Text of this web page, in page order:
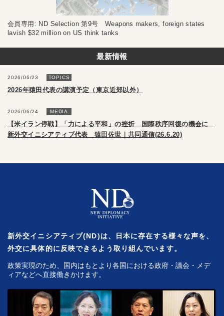
会員専用: ND Selection 第9号 Weapons makers, foreign states
lavish $32 million on US think tanks
最新情報
2026/06/23 TOPICS
2026年猿田代表の講演予定（東京近郊以外）
2026/06/24 MEDIA
【米イラン停戦】「力による平和」の挫折 国際秩序回復の機会に
新外交イニシアティブ代表 猿田佐世｜共同通信(26.6.20)
新外交イニシアティブ(ND)は、日本に存在する様々な声を、
外交に具体的に反映できるよう取り組んでいます。
政策実現のため、国内はもとより各国における政府・議会・メデ
ィアなどへ直接働きかけます。